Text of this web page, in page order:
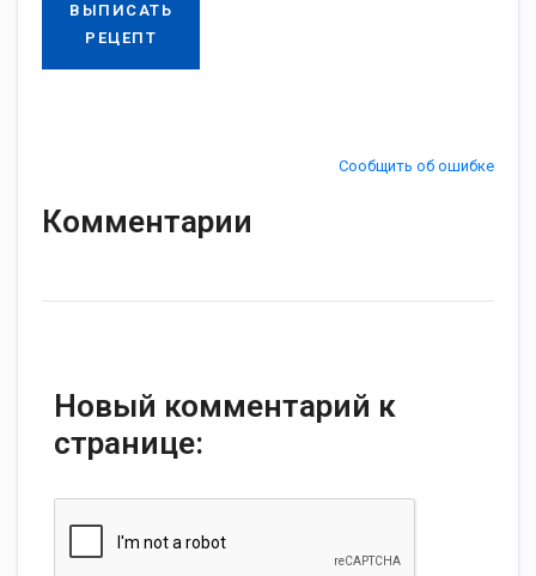
ВЫПИСАТЬ
РЕЦЕПТ
Сообщить об ошибке
Комментарии
Новый комментарий к
странице: